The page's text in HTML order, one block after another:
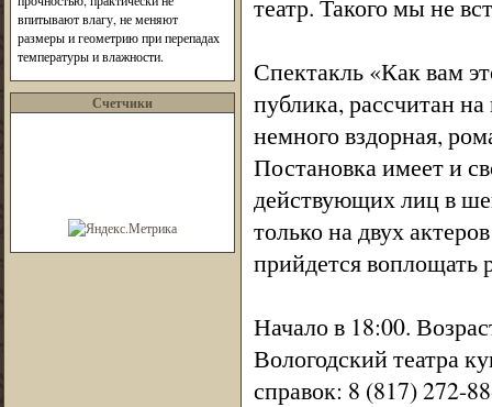
впитывают влагу, не меняют
размеры и геометрию при перепадах
температуры и влажности.
Счетчики
театр. Такого мы не
Спектакль «Как вам
публика, рассчитан
немного вздорная,
Постановка имеет и
действующих лиц в
только на двух
прийдется воплощать
Начало в 18:00.
Вологодский театра
справок: 8 (817) 272-